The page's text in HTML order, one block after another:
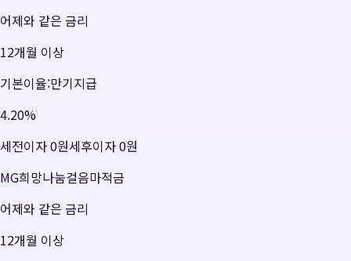
어제와 같은 금리
12개월 이상
기본이율:만기지급
4.20%
세전이자0원세후이자0원
MG희망나눔걸음마적금
어제와 같은 금리
12개월 이상